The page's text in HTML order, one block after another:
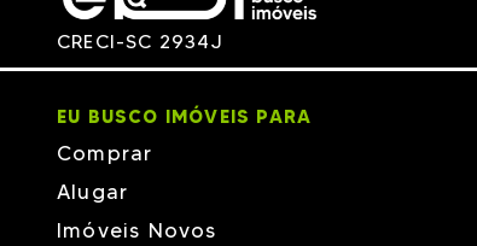
CRECI-SC 2934J
EU BUSCO IMÓVEIS PARA
Comprar
Alugar
Imóveis Novos